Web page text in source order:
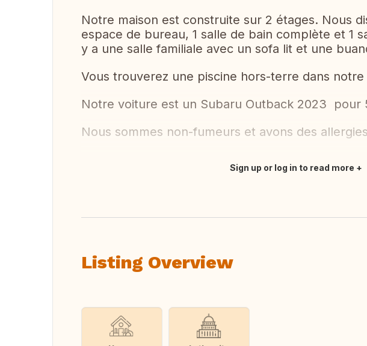
Notre maison est construite sur 2 étages. Nous
espace de bureau, 1 salle de bain complète et 1
y a une salle familiale avec un sofa lit et une
Vous trouverez une piscine hors-terre dans notre
Notre voiture est un Subaru Outback 2023 pour
Nous sommes non-fumeurs et avons des
Sign up or log in to read more
Listing Overview